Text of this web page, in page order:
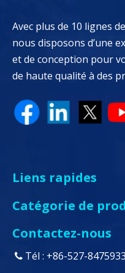
Avec plus de 10 lignes
nous disposons d’une
et de conception pour
de haute qualité à des
Liens rapides
Catégorie de
Contactez-nous
 Tél : +86-527-